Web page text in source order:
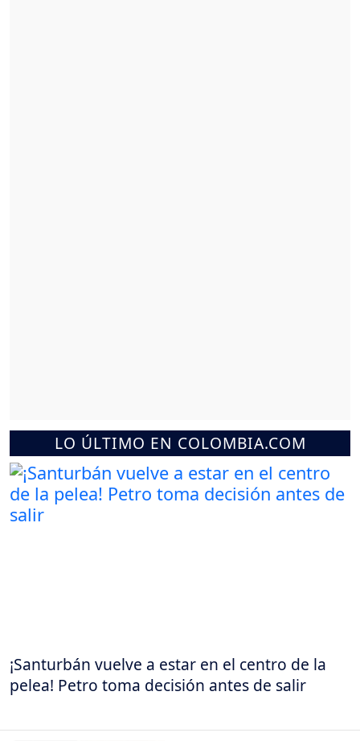
LO ÚLTIMO EN COLOMBIA.COM
¡Santurbán vuelve a estar en el centro de la
pelea! Petro toma decisión antes de salir